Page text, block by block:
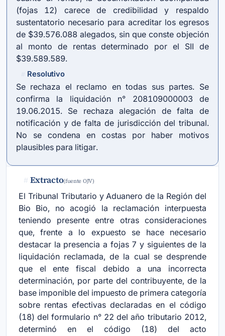
(fojas 12) carece de credibilidad y respaldo
sustentatorio necesario para acreditar los egresos
de $39.576.088 alegados, sin que conste objeción
al monto de rentas determinado por el SII de
$39.589.589.
Resolutivo
Se rechaza el reclamo en todas sus partes. Se
confirma la liquidación n° 208109000003 de
19.06.2015. Se rechaza alegación de falta de
notificación y de falta de jurisdicción del tribunal.
No se condena en costas por haber motivos
plausibles para litigar.
# Extracto(fuente OJV)
El Tribunal Tributario y Aduanero de la Región del
Bio Bio, no acogió la reclamación interpuesta
teniendo presente entre otras consideraciones
que, frente a lo expuesto se hace necesario
destacar la presencia a fojas 7 y siguientes de la
liquidación reclamada, de la cual se desprende
que el ente fiscal debido a una incorrecta
determinación, por parte del contribuyente, de la
base imponible del impuesto de primera categoría
sobre rentas efectivas declaradas en el código
(18) del formulario n° 22 del año tributario 2012,
determinó en el código (18) del acto